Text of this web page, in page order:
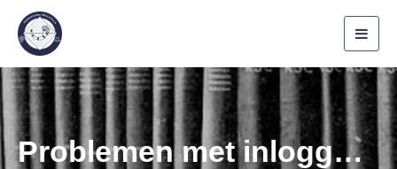
Problemen met inloggen?